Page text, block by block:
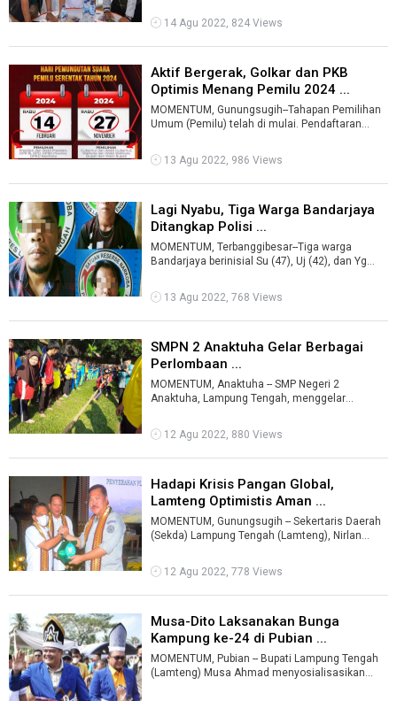
...
14 Agu 2022, 824 Views
Aktif Bergerak, Golkar dan PKB
Optimis Menang Pemilu 2024 ...
MOMENTUM, Gunungsugih--Tahapan Pemilihan
Umum (Pemilu) telah di mulai. Pendaftaran
13 Agu 2022, 986 Views
Lagi Nyabu, Tiga Warga Bandarjaya
Ditangkap Polisi ...
MOMENTUM, Terbanggibesar--Tiga warga
Bandarjaya berinisial Su (47), Uj (42), dan Yg
13 Agu 2022, 768 Views
SMPN 2 Anaktuha Gelar Berbagai
Perlombaan ...
MOMENTUM, Anaktuha -- SMP Negeri 2
Anaktuha, Lampung Tengah, menggelar
Kemerdekaan In ...
12 Agu 2022, 880 Views
Hadapi Krisis Pangan Global,
Lamteng Optimistis Aman ...
MOMENTUM, Gunungsugih -- Sekertaris Daerah
(Sekda) Lampung Tengah (Lamteng), Nirlan
12 Agu 2022, 778 Views
Musa-Dito Laksanakan Bunga
Kampung ke-24 di Pubian ...
MOMENTUM, Pubian -- Bupati Lampung Tengah
(Lamteng) Musa Ahmad menyosialisasikan